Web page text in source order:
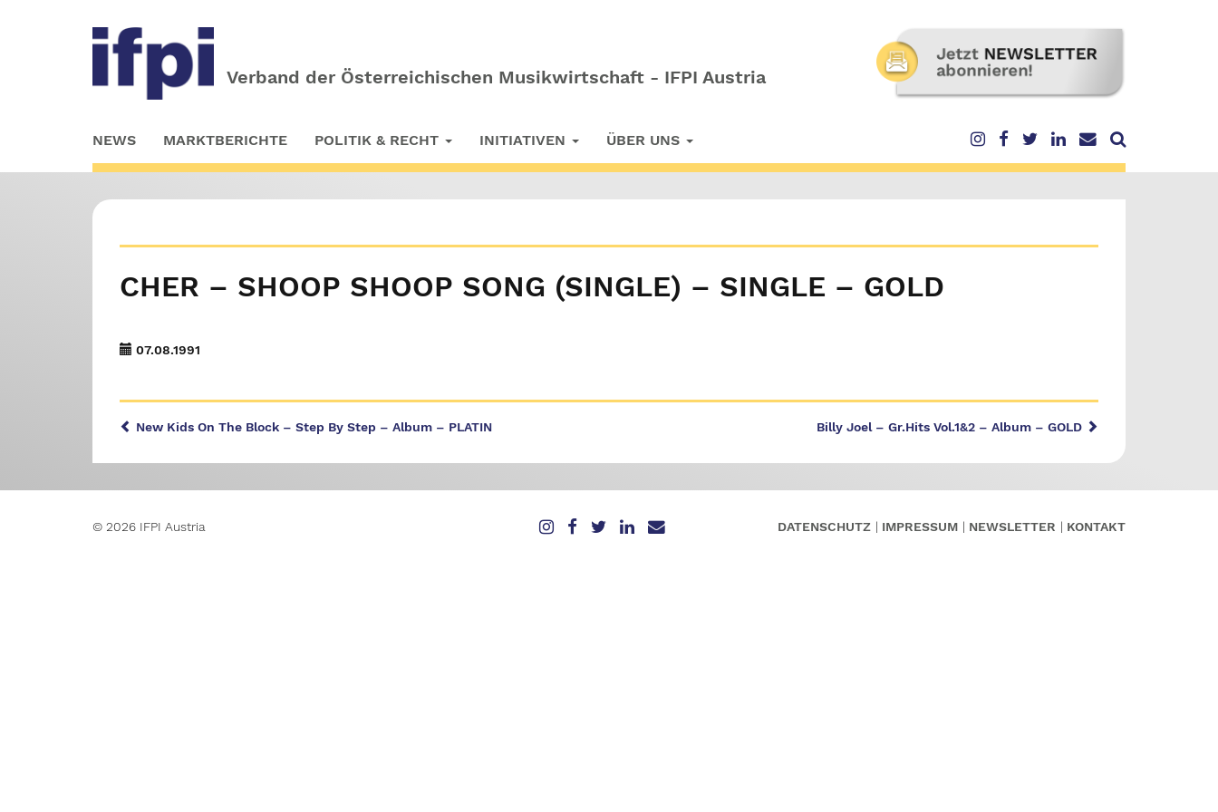
Verband der Österreichischen Musikwirtschaft - IFPI Austria
to
main
NEWS MARKTBERICHTE POLITIK & RECHT INITIATIVEN ÜBER UNS
CHER – SHOOP SHOOP SONG (SINGLE) – SINGLE – GOLD
07.08.1991
Billy Joel – Gr.Hits Vol.1&2 – Album – GOLD
New Kids On The Block – Step By Step – Album – PLATIN
© 2026 IFPI Austria DATENSCHUTZ IMPRESSUM NEWSLETTER KONTAKT